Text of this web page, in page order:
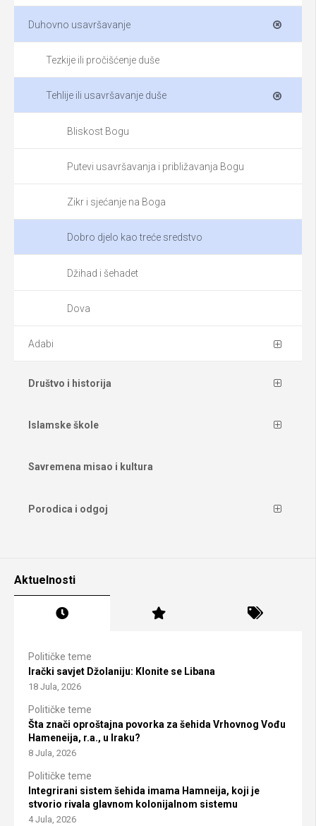
Duhovno usavršavanje
Tezkije ili pročišćenje duše
Tehlije ili usavršavanje duše
Bliskost Bogu
Putevi usavršavanja i približavanja Bogu
Zikr i sjećanje na Boga
Dobro djelo kao treće sredstvo
Džihad i šehadet
Dova
Adabi
Društvo i historija
Islamske škole
Savremena misao i kultura
Porodica i odgoj
Aktuelnosti
Političke teme
Irački savjet Džolaniju: Klonite se Libana
18 Jula, 2026
Političke teme
Šta znači oproštajna povorka za šehida Vrhovnog Vođu
Hameneija, r.a., u Iraku?
8 Jula, 2026
Političke teme
Integrirani sistem šehida imama Hamneija, koji je
stvorio rivala glavnom kolonijalnom sistemu
4 Jula, 2026